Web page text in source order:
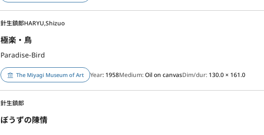
極楽・鳥
Paradise-Bird
針生鎮郎HARYU,Shizuo
The Miyagi Museum of Art Year: 1958Medium:Oil on canvasDim/dur: 130.0 × 161.0
ぼうずの陳情
針生鎮郎